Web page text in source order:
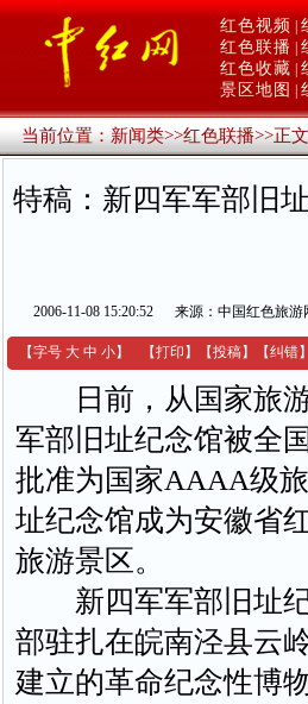
红色视频
红色联播
红色收藏
景区地图
当前位置：新闻类>>红色联播>>正文
特稿：新四军军部旧
2006-11-08 15:20:52 来源：中国红色旅游
【字号 大 中 小】 【打印 】 【投稿】 【纠错】
日前，从国家旅游
军部旧址纪念馆被全
批准为国家AAAA级
址纪念馆成为安徽省
旅游景区。
新四军军部旧址纪
部驻扎在皖南泾县云
建立的革命纪念性博